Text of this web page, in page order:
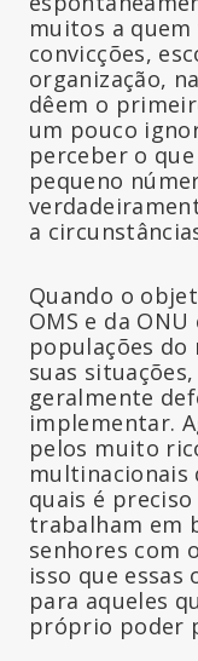
muitos a
convicções,
organização,
dêem o
um pouco
perceber o
pequeno
a
Quando o
OMS e da
populações do
suas
geralmente
implementar.
pelos muito
multinacionais
quais é
trabalham em
senhores com
isso que essas
para aqueles
próprio poder